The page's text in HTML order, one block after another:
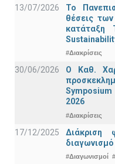
13/07/2026
Το
θέσεις
κατάταξη
#Διακρίσεις
30/06/2026
Ο Καθ.
2026
#Διακρίσεις
17/12/2025
Διάκριση
#Διαγωνισμοί